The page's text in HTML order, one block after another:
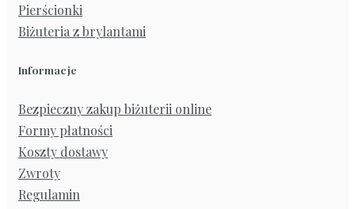
Pierścionki
Biżuteria z brylantami
Informacje
Bezpieczny zakup biżuterii online
Formy płatności
Koszty dostawy
Zwroty
Regulamin